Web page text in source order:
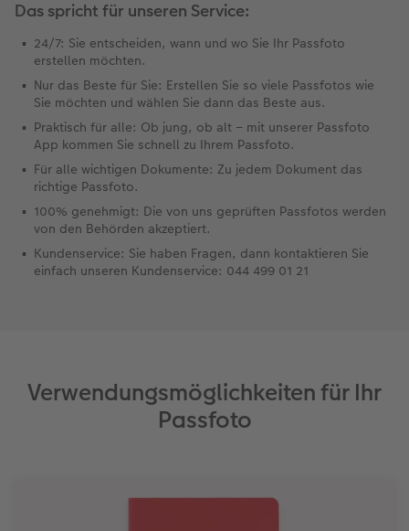
Das spricht für unseren Service:
24/7: Sie entscheiden, wann und wo Sie Ihr Passfoto
erstellen möchten.
Nur das Beste für Sie: Erstellen Sie so viele Passfotos wie
Sie möchten und wählen Sie dann das Beste aus.
Praktisch für alle: Ob jung, ob alt – mit unserer Passfoto
App kommen Sie schnell zu Ihrem Passfoto.
Für alle wichtigen Dokumente: Zu jedem Dokument das
richtige Passfoto.
100% genehmigt: Die von uns geprüften Passfotos werden
von den Behörden akzeptiert.
Kundenservice: Sie haben Fragen, dann kontaktieren Sie
einfach unseren Kundenservice: 044 499 01 21
Verwendungsmöglichkeiten für Ihr
Passfoto